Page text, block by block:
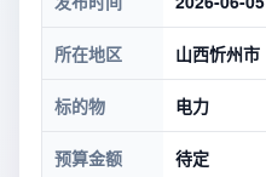
所在地区 山西忻州市
标的物 电力
预算金额 待定